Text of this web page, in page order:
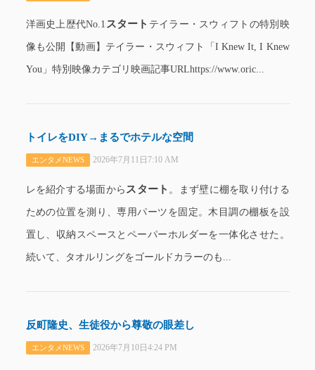
洋画史上歴代No.1 スタート テイラー・スウィフトの特別映
像も公開【動画】テイラー・スウィフト「I Knew It, I Knew
You」特別映像カテゴリ映画記事URLhttps://www.oric...
トイレをDIY→まるでホテルな空間
エンタメNEWS 2026年7月11日7:10 AM
レを紹介する場面から スタート 。まず壁に棚を取り付ける
ための位置を測り、専用パーツを固定。木目調の棚板を設
置し、収納スペースとペーパーホルダーを一体化させた。
続いて、タオルリングをゴールドカラーのも...
反町隆史、生徒役から尊敬の眼差し
エンタメNEWS 2026年7月10日4:24 PM